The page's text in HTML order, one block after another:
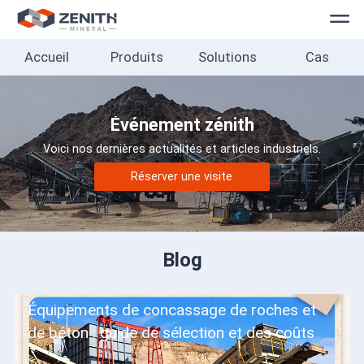
Accueil
Solutions
Cas
À
Français
Accueil Produits Solutions Cas
Événement zénith
Voici nos dernières actualités et articles industriels.
Réserver une visite
Blog
Équipements de concassage de roches et
de béton : guide de sélection et des coûts